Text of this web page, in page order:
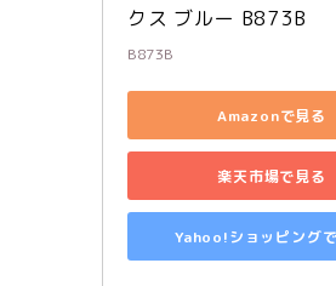
クス ブルー B873B
B873B
Amazonで見る
楽天市場で見る
Yahoo!ショッピング